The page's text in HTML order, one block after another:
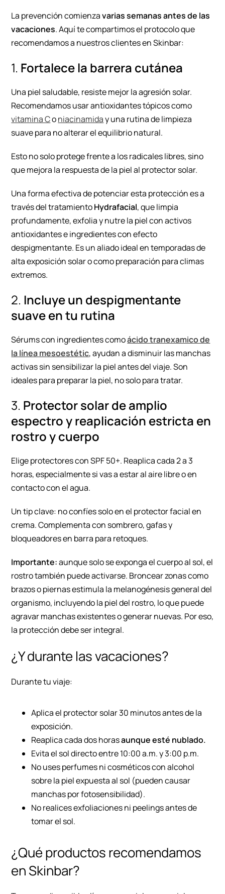
La prevención comienzavarias semanas antes de las
vacaciones. Aquí te compartimos el protocolo que
recomendamos a nuestros clientes en Skinbar:
1. Fortalece la barrera cutánea
Una piel saludable, resiste mejor la agresión solar.
Recomendamos usar antioxidantes tópicos como
vitamina Coniacinamiday una rutina de limpieza
suave para no alterar el equilibrio natural.
Esto no solo protege frente a los radicales libres, sino
que mejora la respuesta de la piel al protector solar.
Una forma efectiva de potenciar esta protección es a
través del tratamientoHydrafacial, que limpia
profundamente, exfolia y nutre la piel con activos
antioxidantes e ingredientes con efecto
despigmentante. Es un aliado ideal en temporadas de
alta exposición solar o como preparación para climas
extremos.
2. Incluye un despigmentante
suave en tu rutina
Sérums con ingredientes comoácido tranexamico de
la línea mesoestétic, ayudan a disminuir las manchas
activas sin sensibilizar la piel antes del viaje. Son
ideales para preparar la piel, no solo para tratar.
3. Protector solar de amplio
espectro y reaplicación estricta en
rostro y cuerpo
Elige protectores con SPF 50+. Reaplica cada 2 a 3
horas, especialmente si vas a estar al aire libre o en
contacto con el agua.
Un tip clave: no confíes solo en el protector facial en
crema. Complementa con sombrero, gafas y
bloqueadores en barra para retoques.
Importante:aunque solo se exponga el cuerpo al sol, el
rostro también puede activarse. Broncear zonas como
brazos o piernas estimula la melanogénesis general del
organismo, incluyendo la piel del rostro, lo que puede
agravar manchas existentes o generar nuevas. Por eso,
la protección debe ser integral.
¿Y durante las vacaciones?
Durante tu viaje:
Aplica el protector solar 30 minutos antes de la
exposición.
Reaplica cada dos horasaunque esté nublado.
Evita el sol directo entre 10:00 a.m. y 3:00 p.m.
No uses perfumes ni cosméticos con alcohol
sobre la piel expuesta al sol (pueden causar
manchas por fotosensibilidad).
No realices exfoliaciones ni peelings antes de
tomar el sol.
¿Qué productos recomendamos
en Skinbar?